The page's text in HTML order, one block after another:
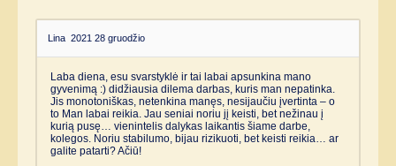
Lina 2021 28 gruodžio
Laba diena, esu svarstyklė ir tai labai apsunkina mano
gyvenimą :) didžiausia dilema darbas, kuris man nepatinka.
Jis monotoniškas, netenkina manęs, nesijaučiu įvertinta – o
to Man labai reikia. Jau seniai noriu jį keisti, bet nežinau į
kurią pusę… vienintelis dalykas laikantis šiame darbe,
kolegos. Noriu stabilumo, bijau rizikuoti, bet keisti reikia… ar
galite patarti? Ačiū!